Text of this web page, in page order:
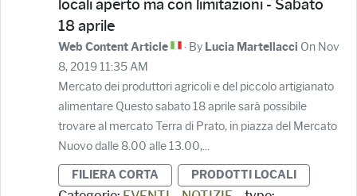
locali aperto ma con limitazioni - Sabato
18 aprile
Web Content Article · By Lucia Martellacci On Nov
8, 2019 11:35 AM
Mercato dei produttori agricoli e del piccolo artigianato
alimentare Questo sabato 18 aprile sarà possibile
trovare al mercato Terra di Prato, in piazza del Mercato
Nuovo dalle 8.00 alle 13.00,...
FILIERA CORTA PRODOTTI LOCALI